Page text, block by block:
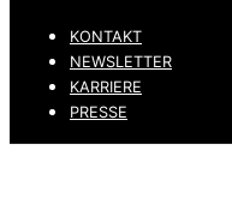
KONTAKT
NEWSLETTER
KARRIERE
PRESSE